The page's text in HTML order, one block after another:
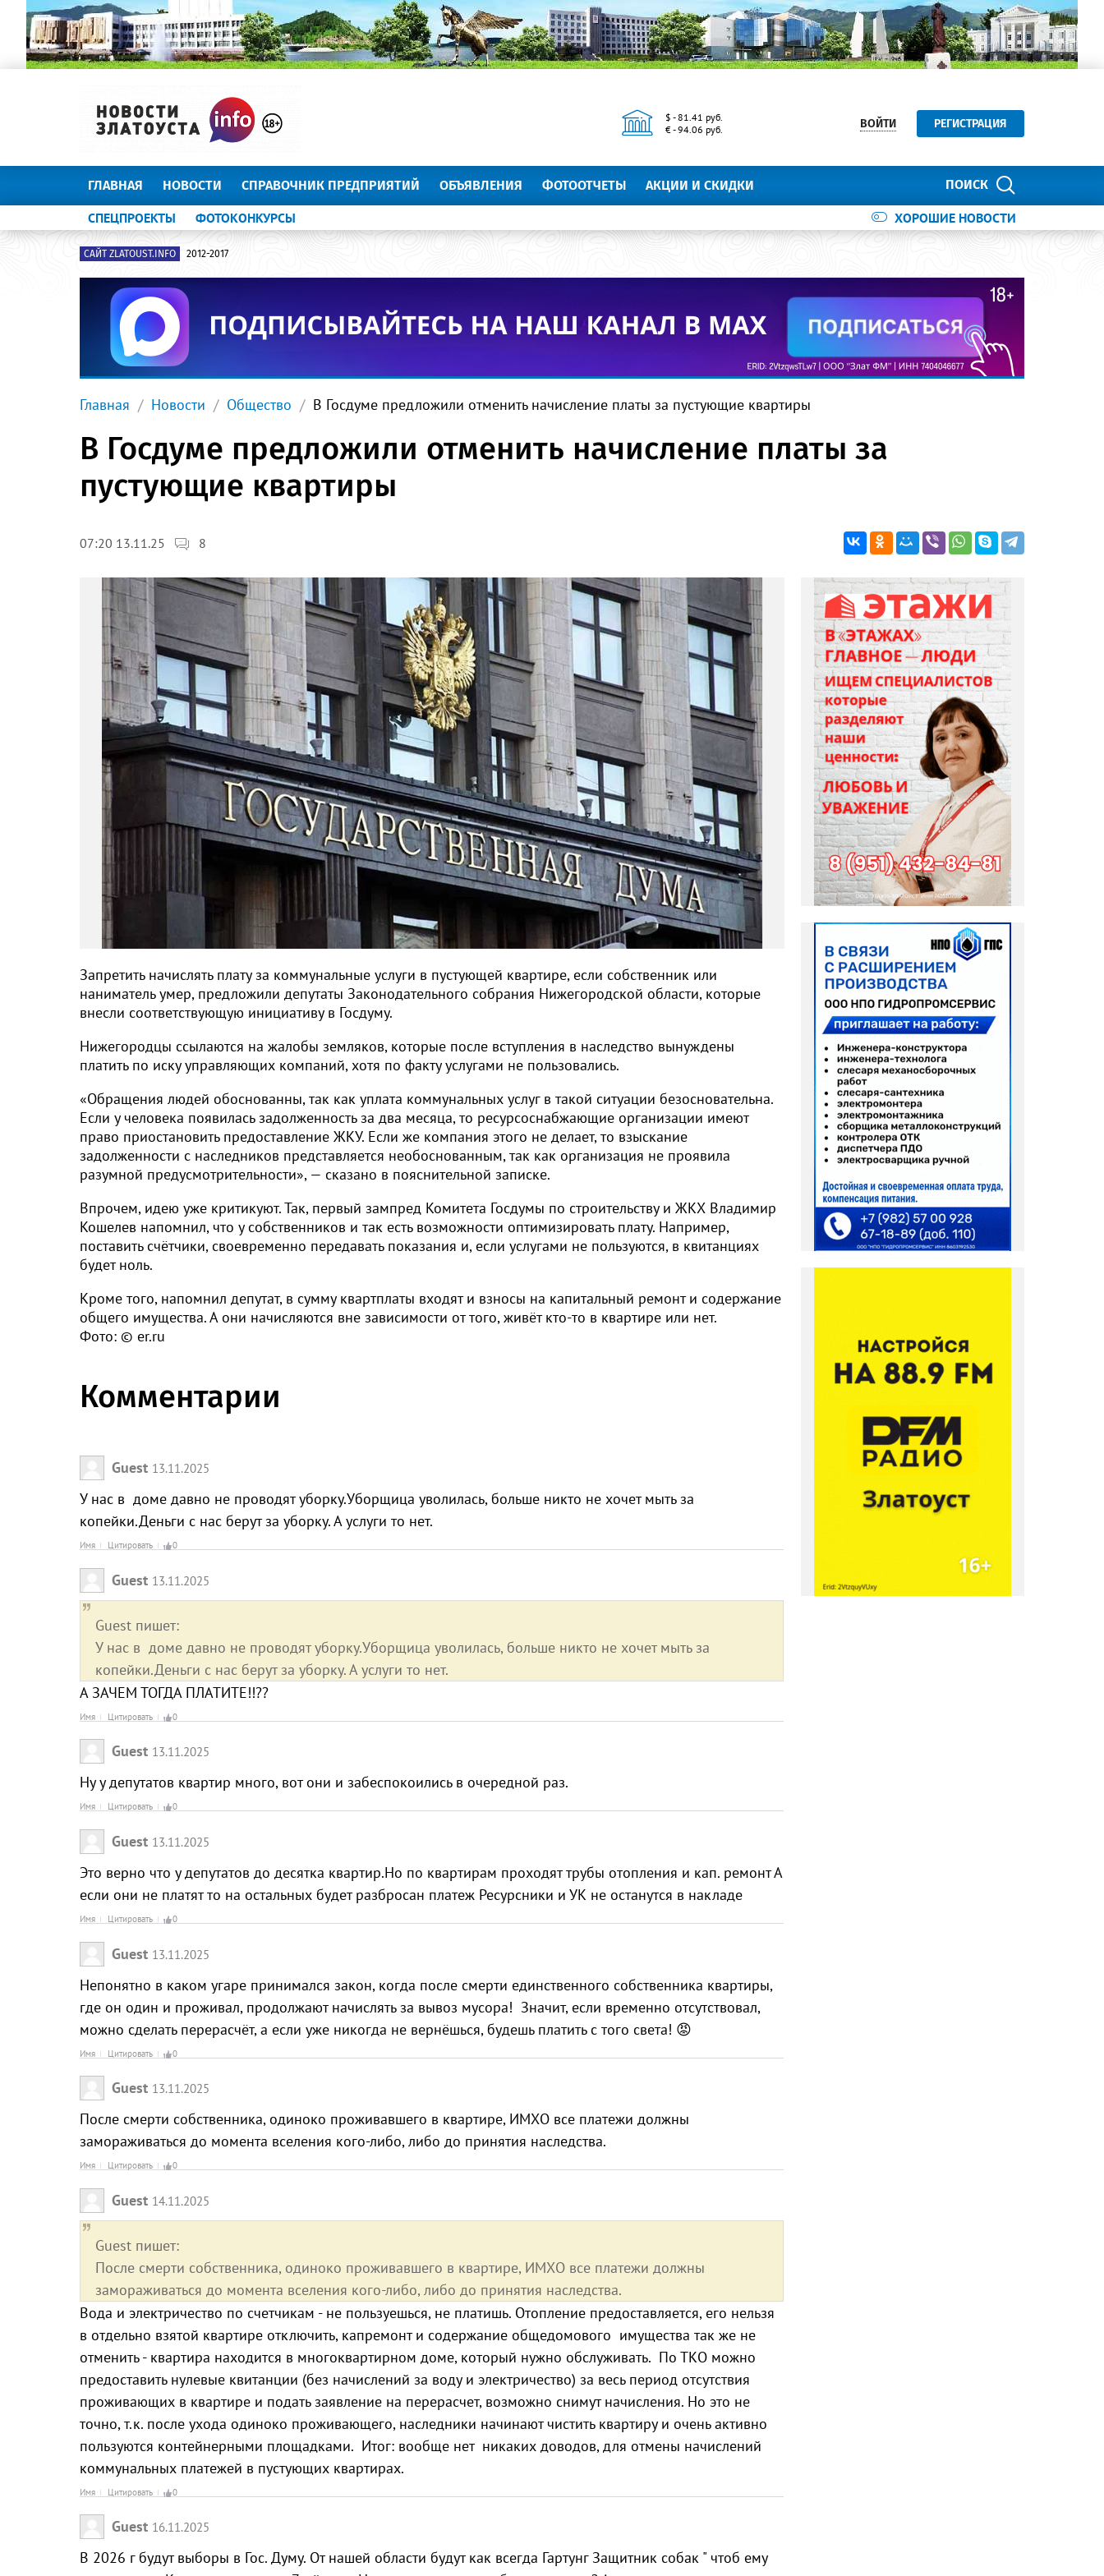
$ - 81.41 руб.
€ - 94.06 руб.
ВОЙТИ РЕГИСТРАЦИЯ
ПОИСК
ГЛАВНАЯ НОВОСТИ СПРАВОЧНИК ПРЕДПРИЯТИЙ ОБЪЯВЛЕНИЯ ФОТООТЧЕТЫ АКЦИИ И СКИДКИ
ХОРОШИЕ НОВОСТИ
СПЕЦПРОЕКТЫ ФОТОКОНКУРСЫ
САЙТ ZLATOUST.INFO 2012-2017
Главная Новости Общество В Госдуме предложили отменить начисление платы за пустующие квартиры
В Госдуме предложили отменить начисление платы за
пустующие квартиры
07:20 13.11.25 8
Запретить начислять плату за коммунальные услуги в пустующей квартире, если собственник или
наниматель умер, предложили депутаты Законодательного собрания Нижегородской области, которые
внесли соответствующую инициативу в Госдуму.
Нижегородцы ссылаются на жалобы земляков, которые после вступления в наследство вынуждены
платить по иску управляющих компаний, хотя по факту услугами не пользовались.
«Обращения людей обоснованны, так как уплата коммунальных услуг в такой ситуации безосновательна.
Если у человека появилась задолженность за два месяца, то ресурсоснабжающие организации имеют
право приостановить предоставление ЖКУ. Если же компания этого не делает, то взыскание
задолженности с наследников представляется необоснованным, так как организация не проявила
разумной предусмотрительности», — сказано в пояснительной записке.
Впрочем, идею уже критикуют. Так, первый зампред Комитета Госдумы по строительству и ЖКХ Владимир
Кошелев напомнил, что у собственников и так есть возможности оптимизировать плату. Например,
поставить счётчики, своевременно передавать показания и, если услугами не пользуются, в квитанциях
будет ноль.
Кроме того, напомнил депутат, в сумму квартплаты входят и взносы на капитальный ремонт и содержание
общего имущества. А они начисляются вне зависимости от того, живёт кто-то в квартире или нет.
Фото: © er.ru
Комментарии
Guest 13.11.2025
У нас в доме давно не проводят уборку.Уборщица уволилась, больше никто не хочет мыть за
копейки.Деньги с нас берут за уборку. А услуги то нет.
Имя Цитировать 0
Guest 13.11.2025
Guest пишет:
У нас в доме давно не проводят уборку.Уборщица уволилась, больше никто не хочет мыть за
копейки.Деньги с нас берут за уборку. А услуги то нет.
А ЗАЧЕМ ТОГДА ПЛАТИТЕ!!??
Имя Цитировать 0
Guest 13.11.2025
Ну у депутатов квартир много, вот они и забеспокоились в очередной раз.
Имя Цитировать 0
Guest 13.11.2025
Это верно что у депутатов до десятка квартир.Но по квартирам проходят трубы отопления и кап. ремонт А
если они не платят то на остальных будет разбросан платеж Ресурсники и УК не останутся в накладе
Имя Цитировать 0
Guest 13.11.2025
Непонятно в каком угаре принимался закон, когда после смерти единственного собственника квартиры,
где он один и проживал, продолжают начислять за вывоз мусора! Значит, если временно отсутствовал,
можно сделать перерасчёт, а если уже никогда не вернёшься, будешь платить с того света! 😡
Имя Цитировать 0
Guest 13.11.2025
После смерти собственника, одиноко проживавшего в квартире, ИМХО все платежи должны
замораживаться до момента вселения кого-либо, либо до принятия наследства.
Имя Цитировать 0
Guest 14.11.2025
Guest пишет:
После смерти собственника, одиноко проживавшего в квартире, ИМХО все платежи должны
замораживаться до момента вселения кого-либо, либо до принятия наследства.
Вода и электричество по счетчикам - не пользуешься, не платишь. Отопление предоставляется, его нельзя
в отдельно взятой квартире отключить, капремонт и содержание общедомового имущества так же не
отменить - квартира находится в многоквартирном доме, который нужно обслуживать. По ТКО можно
предоставить нулевые квитанции (без начислений за воду и электричество) за весь период отсутствия
проживающих в квартире и подать заявление на перерасчет, возможно снимут начисления. Но это не
точно, т.к. после ухода одиноко проживающего, наследники начинают чистить квартиру и очень активно
пользуются контейнерными площадками. Итог: вообще нет никаких доводов, для отмены начислений
коммунальных платежей в пустующих квартирах.
Имя Цитировать 0
Guest 16.11.2025
В 2026 г будут выборы в Гос. Думу. От нашей области будут как всегда Гартунг Защитник собак " чтоб ему